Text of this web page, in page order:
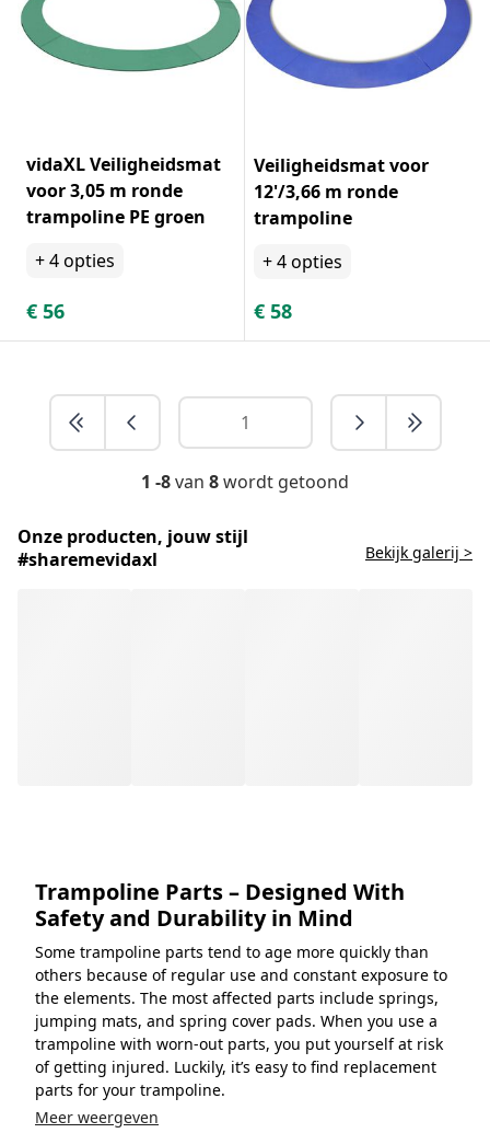
vidaXL Veiligheidsmat
voor 3,05 m ronde
trampoline PE groen
+4opties
€ 56
Veiligheidsmat voor
12'/3,66 m ronde
trampoline
+4opties
€ 58
1 -8van 8wordt getoond
Onze producten, jouw stijl
#sharemevidaxl
Bekijk galerij >
Trampoline Parts – Designed With
Safety and Durability in Mind
Some trampoline parts tend to age more quickly than
others because of regular use and constant exposure to
the elements. The most affected parts include springs,
jumping mats, and spring cover pads. When you use a
trampoline with worn-out parts, you put yourself at risk
of getting injured. Luckily, it’s easy to find replacement
parts for your trampoline.
Meer weergeven